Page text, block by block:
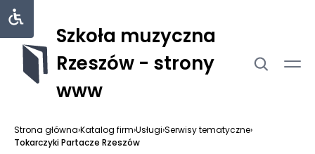
Szkoła muzyczna
Rzeszów - strony
www
Strona główna›Katalog firm›Usługi›Serwisy tematyczne›
Tokarczyki Partacze Rzeszów